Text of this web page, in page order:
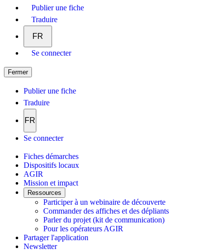
Publier une fiche
Traduire
FR
Se connecter
Fermer
Publier une fiche
Traduire
FR
Se connecter
Fiches démarches
Dispositifs locaux
AGIR
Mission et impact
Ressources
Participer à un webinaire de découverte
Commander des affiches et des dépliants
Parler du projet (kit de communication)
Pour les opérateurs AGIR
Partager l'application
Newsletter